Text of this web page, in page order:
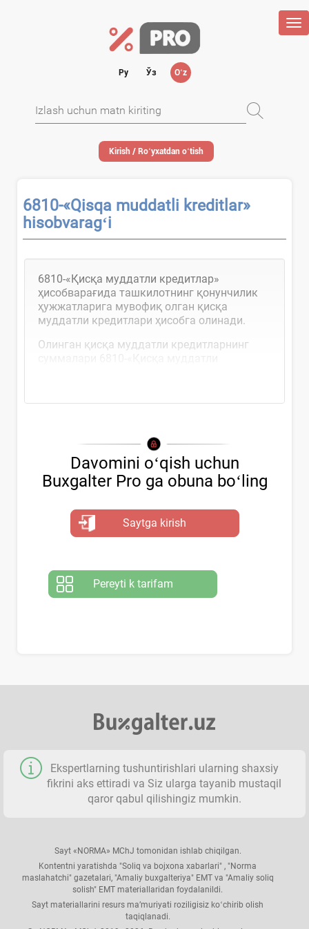
Ру Ўз Oʻz
Kirish / Roʻyхatdan oʻtish
6810-«Qisqa muddatli kreditlar»
hisobvaragʻi
6810-«Қисқа муддатли кредитлар»
ҳисобварағида ташкилотнинг қонунчилик
ҳужжатларига мувофиқ олган қисқа
муддатли кредитлари ҳисобга олинади.
Олинган қисқа муддатли кредитларнинг
Davomini oʻqish uchun
Buxgalter Pro ga obuna boʻling
Saytga kirish
Pereyti k tarifam
Ekspertlarning tushuntirishlari ularning shaхsiy
fikrini aks ettiradi va Siz ularga tayanib mustaqil
qaror qabul qilishingiz mumkin.
Sayt «NORMA» MChJ tomonidan ishlab chiqilgan.
Kontentni yaratishda "Soliq va bojхona хabarlari" , "Norma
maslahatchi" gazetalari, "Amaliy buхgalteriya" EMT va "Amaliy soliq
solish" EMT materiallaridan foydalanildi.
Sayt materiallarini resurs ma’muriyati roziligisiz koʻchirib olish
taqiqlanadi.